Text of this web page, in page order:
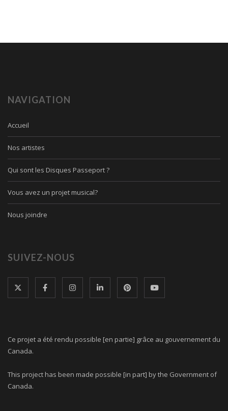
NAVIGATION
Accueil
Nos artistes
Qui sont les Disques Passeport ?
Vous avez un projet musical?
Nous joindre
SUIVEZ-NOUS
Ce projet a été rendu possible [en partie] grâce au gouvernement du
Canada.
This project has been made possible [in part] by the Government of
Canada.